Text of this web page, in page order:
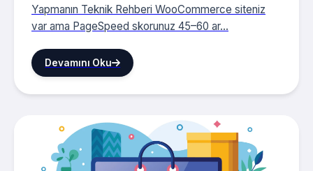
Yapmanın Teknik Rehberi WooCommerce siteniz
var ama PageSpeed skorunuz 45–60 ar...
Devamını Oku